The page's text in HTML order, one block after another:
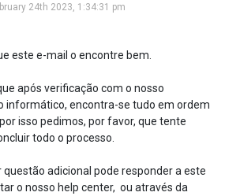
24th 2023, 1:34:31 pm
este e-mail o encontre bem.
após verificação com o nosso
informático, encontra-se tudo em ordem
isso pedimos, por favor, que tente
todo o processo.
questão adicional pode responder a este
o nosso help center, ou através da